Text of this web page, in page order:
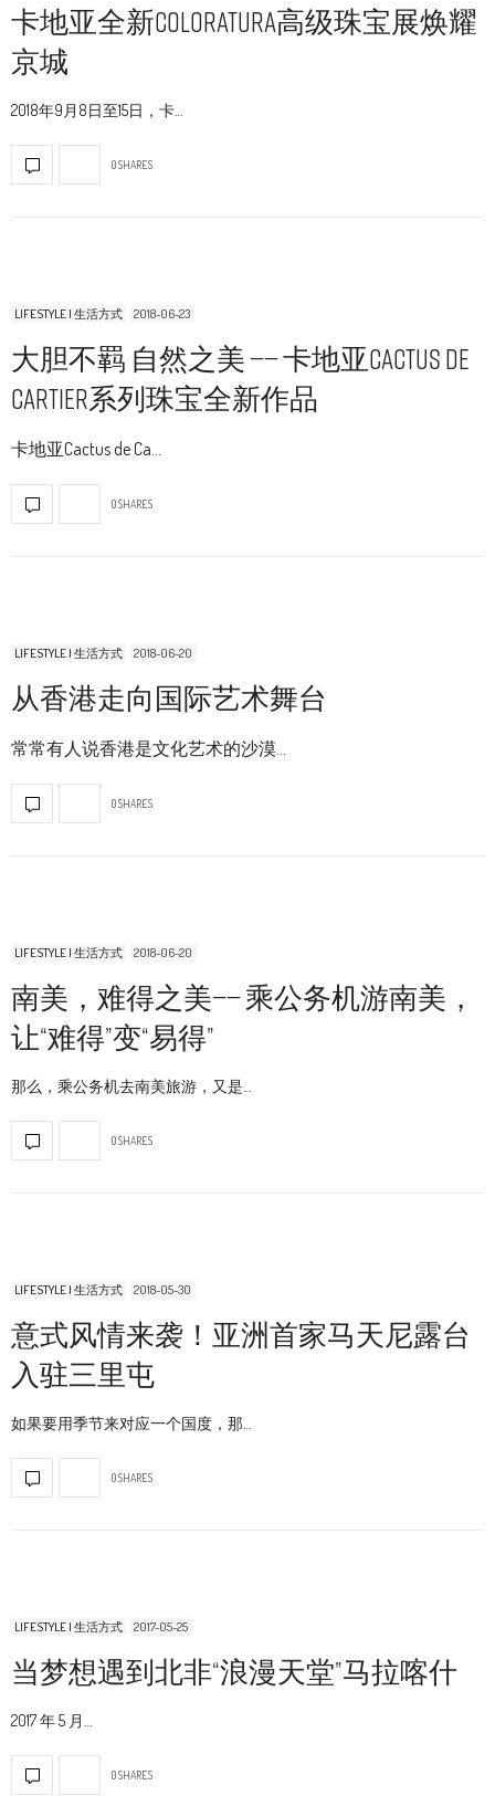
卡地亚全新COLORATURA高级珠宝展焕耀
京城
2018年9月8日至15日，卡…
0 SHARES
LIFESTYLE | 生活方式 2018-06-23
大胆不羁 自然之美 —— 卡地亚Cactus de
Cartier系列珠宝全新作品
卡地亚Cactus de Ca…
0 SHARES
LIFESTYLE | 生活方式 2018-06-20
从香港走向国际艺术舞台
常常有人说香港是文化艺术的沙漠…
0 SHARES
LIFESTYLE | 生活方式 2018-06-20
南美，难得之美—— 乘公务机游南美，
让“难得”变“易得”
那么，乘公务机去南美旅游，又是…
0 SHARES
LIFESTYLE | 生活方式 2018-05-30
意式风情来袭！亚洲首家马天尼露台
入驻三里屯
如果要用季节来对应一个国度，那…
0 SHARES
LIFESTYLE | 生活方式 2017-05-25
当梦想遇到北非“浪漫天堂”马拉喀什
2017 年 5 月…
0 SHARES